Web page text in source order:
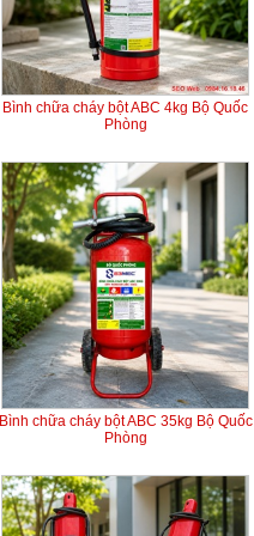
Bình chữa cháy bột ABC 4kg Bộ Quốc
Phòng
Bình chữa cháy bột ABC 35kg Bộ Quốc
Phòng